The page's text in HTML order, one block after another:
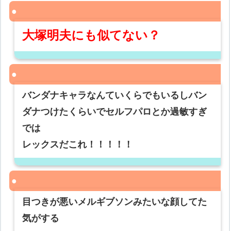
大塚明夫にも似てない？
バンダナキャラなんていくらでもいるしバン
ダナつけたくらいでセルフパロとか過敏すぎ
では
レックスだこれ！！！！！
目つきが悪いメルギブソンみたいな顔してた
気がする